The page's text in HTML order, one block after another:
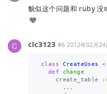
貌似这个问题和 ruby 没
clc3123 #6 2012年02月24
class CreateUses <
def
change
create_table
...